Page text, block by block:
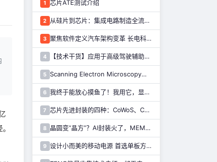
1 芯片ATE测试介绍
2 从硅片到芯片：集成电路制造全流程解析
3 聚焦软件定义汽车架构变革 长电科技打造系统化车规级半导体封测能力
4 【技术干货】应用于高级驾驶辅助系统的图像传感器解决方案
5 Scanning Electron Microscopy（Train for advanced research）扫描电子显微镜介绍（二）
6 我终于能放心摸鱼了！我用它，显示 Claude Code 执行状态……
7 芯片先进封装的四种：CoWoS、CoPoS、Glass Core与CoWoP
8 晶圆变“晶方”？AI封装火了，MEMS也能用吗？
9 设计小而美的移动电源 首选单板方案！